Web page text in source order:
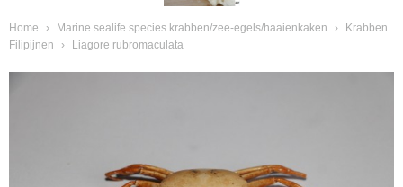
Home › Marine sealife species krabben/zee-egels/haaienkaken ›
Krabben
Filipijnen
› Liagore rubromaculata